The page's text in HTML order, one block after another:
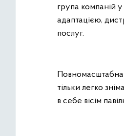
група компаній
адаптацією,
послуг.
Повномасштабна
тільки легко
в себе вісім